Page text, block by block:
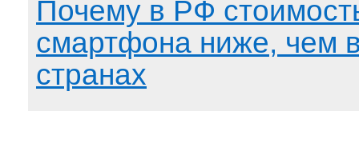
Почему в РФ
смартфона ниже, чем
странах